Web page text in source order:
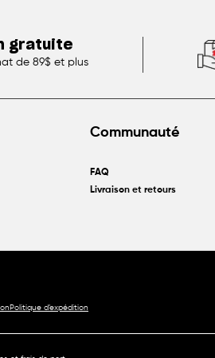
gratuite
de 89$ et plus
Communauté
FAQ
Livraison et retours
Politique d’expédition